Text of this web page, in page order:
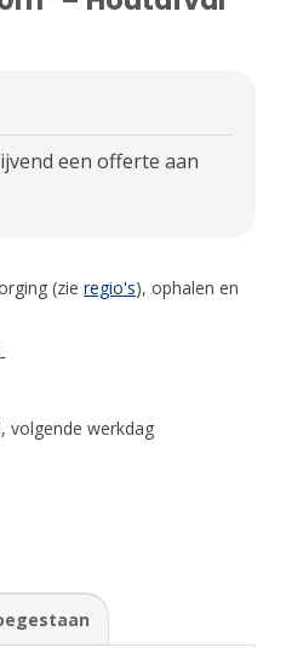
een offerte aan
(zieregio's), ophalen en
volgende werkdag